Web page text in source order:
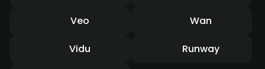
Veo Wan
Vidu Runway